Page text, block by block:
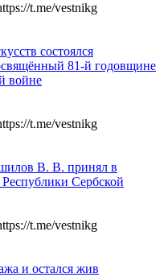
t.me/vestnikg
состоялся
81-й годовщине
войне
t.me/vestnikg
В. В. принял в
Сербской
t.me/vestnikg
и остался жив